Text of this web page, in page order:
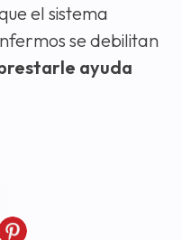
el sistema
se debilitan
ayuda